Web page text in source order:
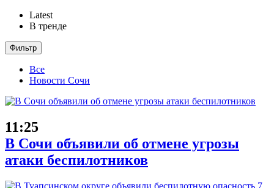
Latest
В тренде
Фильтр
Все
Новости Сочи
11:25
В Сочи объявили об отмене угрозы
атаки беспилотников